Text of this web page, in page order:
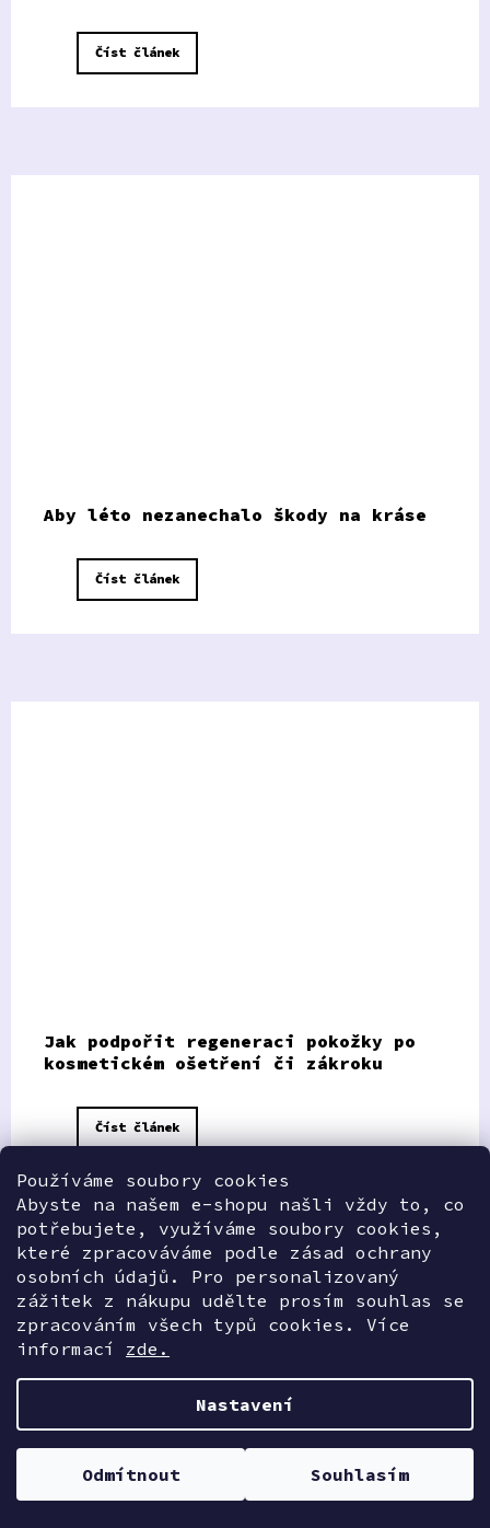
Používáme soubory cookies
Abyste na našem e-shopu našli vždy to, co
potřebujete, využíváme soubory cookies,
které zpracováváme podle zásad ochrany
osobních údajů. Pro personalizovaný
zážitek z nákupu udělte prosím souhlas se
zpracováním všech typů cookies. Více
informací zde.
Nastavení
Odmítnout Souhlasím
Číst článek
Aby léto nezanechalo škody na kráse
Číst článek
Jak podpořit regeneraci pokožky po
kosmetickém ošetření či zákroku
Číst článek
Pro Vás